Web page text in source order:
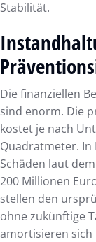
Stabilität.
Die finanziellen
sind enorm. Die
kostet je nach
Quadratmeter. In
Schäden laut
200 Millionen
stellen den
ohne zukünftige
amortisieren